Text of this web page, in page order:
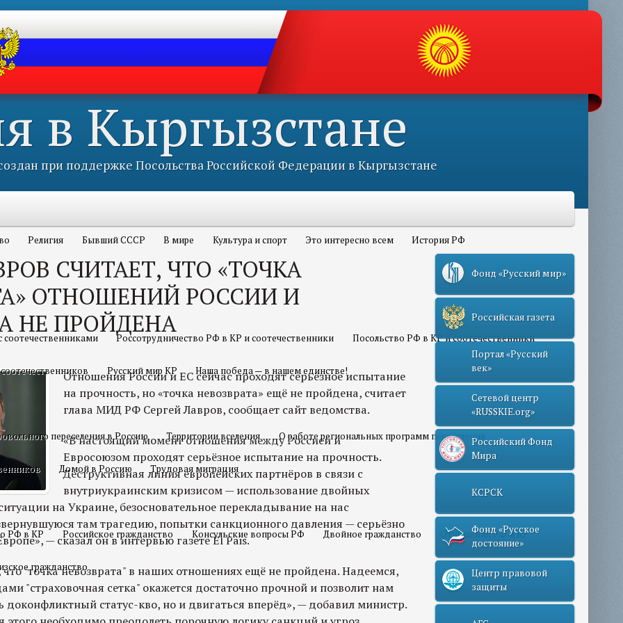
в Кыргызстане
при поддержке Посольства Российской Федерации в Кыргызстане
Религия Бывший СССР В мире Культура и спорт Это интересно всем История РФ
соотечественниками Россотрудничество РФ в КР и соотечественники Посольство РФ в КР и соотечественники
Русский мир КР Наша победа — в нашем единстве!
переселения в Россию Территории вселения О работе региональных программ переселения
Домой в Россию Трудовая миграция
РФ в КР Российское гражданство Консульские вопросы РФ Двойное гражданство Отношения РФ и КР
гражданство
СЧИТАЕТ, ЧТО «ТОЧКА
ОТНОШЕНИЙ РОССИИ И
НЕ ПРОЙДЕНА
Отношения России и ЕС сейчас проходят серьёзное испытание
на прочность, но «точка невозврата» ещё не пройдена, считает
глава МИД РФ Сергей Лавров, сообщает сайт ведомства.
«В настоящий момент отношения между Россией и
Евросоюзом проходят серьёзное испытание на прочность.
Деструктивная линия европейских партнёров в связи с
внутриукраинским кризисом — использование двойных
на Украине, безосновательное перекладывание на нас
там трагедию, попытки санкционного давления — серьёзно
— сказал он в интервью газете El Pais.
что "точка невозврата" в наших отношениях ещё не пройдена. Надеемся,
"страховочная сетка" окажется достаточно прочной и позволит нам
доконфликтный статус-кво, но и двигаться вперёд», — добавил министр.
Фонд «Русский мир»
Российская газета
Портал «Русский
век»
Сетевой центр
«RUSSKIE.org»
Российский Фонд
Мира
КСРСК
Фонд «Русское
достояние»
Центр правовой
защиты